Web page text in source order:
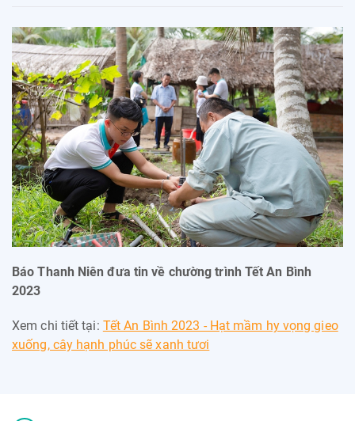
Báo Thanh Niên đưa tin về chường trình Tết An Bình
2023
Xem chi tiết tại: Tết An Bình 2023 - Hạt mầm hy vọng gieo
xuống, cây hạnh phúc sẽ xanh tươi